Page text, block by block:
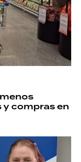
compras en